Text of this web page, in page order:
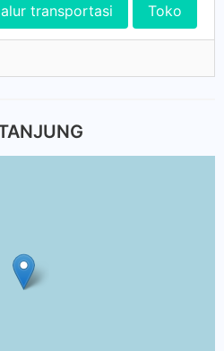
transportasi Toko